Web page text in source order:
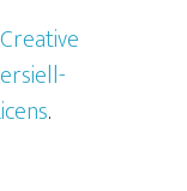
Creative
.